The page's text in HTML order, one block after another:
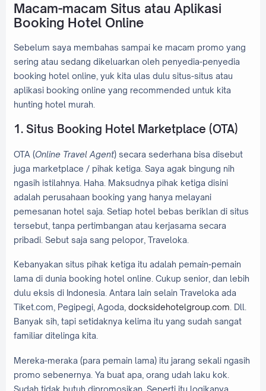
Macam-macam Situs atau Aplikasi
Booking Hotel Online
Sebelum saya membahas sampai ke macam promo yang
sering atau sedang dikeluarkan oleh penyedia-penyedia
booking hotel online, yuk kita ulas dulu situs-situs atau
aplikasi booking online yang recommended untuk kita
hunting hotel murah.
1. Situs Booking Hotel Marketplace (OTA)
OTA (Online Travel Agent) secara sederhana bisa disebut
juga marketplace / pihak ketiga. Saya agak bingung nih
ngasih istilahnya. Haha. Maksudnya pihak ketiga disini
adalah perusahaan booking yang hanya melayani
pemesanan hotel saja. Setiap hotel bebas beriklan di situs
tersebut, tanpa pertimbangan atau kerjasama secara
pribadi. Sebut saja sang pelopor, Traveloka.
Kebanyakan situs pihak ketiga itu adalah pemain-pemain
lama di dunia booking hotel online. Cukup senior, dan lebih
dulu eksis di Indonesia. Antara lain selain Traveloka ada
Tiket.com, Pegipegi, Agoda, docksidehotelgroup.com . Dll.
Banyak sih, tapi setidaknya kelima itu yang sudah sangat
familiar ditelinga kita.
Mereka-meraka (para pemain lama) itu jarang sekali ngasih
promo sebenernya. Ya buat apa, orang udah laku kok.
Sudah tidak butuh dipromosikan. Seperti itu logikanya.